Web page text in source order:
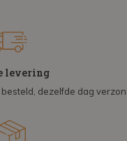
levering
dezelfde dag